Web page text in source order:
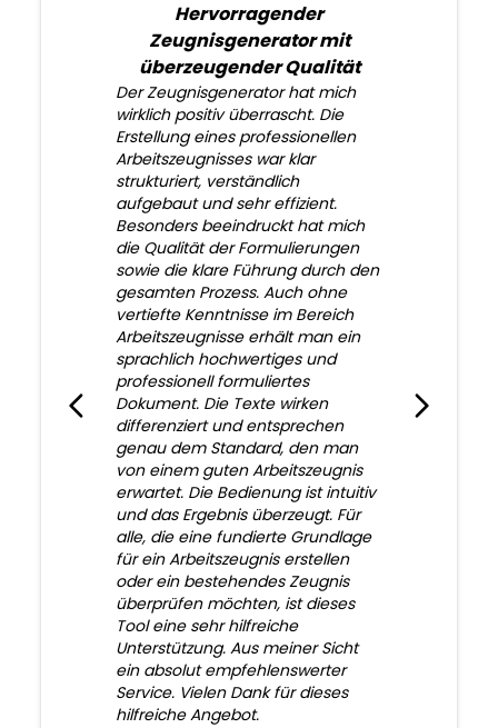
Hervorragender
Zeugnisgenerator mit
überzeugender Qualität
Der Zeugnisgenerator hat mich
wirklich positiv überrascht. Die
Erstellung eines professionellen
Arbeitszeugnisses war klar
strukturiert, verständlich
aufgebaut und sehr effizient.
Besonders beeindruckt hat mich
die Qualität der Formulierungen
sowie die klare Führung durch den
gesamten Prozess. Auch ohne
vertiefte Kenntnisse im Bereich
Arbeitszeugnisse erhält man ein
sprachlich hochwertiges und
professionell formuliertes
Dokument. Die Texte wirken
differenziert und entsprechen
genau dem Standard, den man
von einem guten Arbeitszeugnis
erwartet. Die Bedienung ist intuitiv
und das Ergebnis überzeugt. Für
alle, die eine fundierte Grundlage
für ein Arbeitszeugnis erstellen
oder ein bestehendes Zeugnis
überprüfen möchten, ist dieses
Tool eine sehr hilfreiche
Unterstützung. Aus meiner Sicht
ein absolut empfehlenswerter
Service. Vielen Dank für dieses
hilfreiche Angebot.